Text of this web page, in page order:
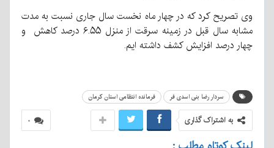
وی تصریح کرد که در چهار ماه نخست سال جاری نسبت به مدت
مشابه سال قبل در زمینه سرقت از منزل ۶.۵۵ درصد کاهش و
چهار درصد افزایش کشف داشته ایم.
سردار رضا بنی اسدی فر فرمانده انتظامی استان کرمان
۰ به اشتراک گذاری